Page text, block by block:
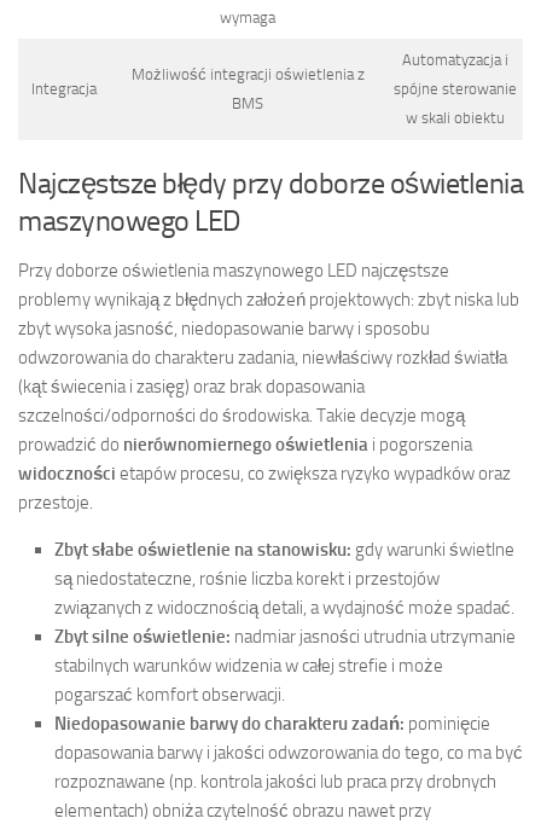
wymaga
Integracja
Możliwość integracji oświetlenia z
BMS
Automatyzacja i
spójne sterowanie
w skali obiektu
Najczęstsze błędy przy doborze oświetlenia
maszynowego LED
Przy doborze oświetlenia maszynowego LED najczęstsze
problemy wynikają z błędnych założeń projektowych: zbyt niska lub
zbyt wysoka jasność, niedopasowanie barwy i sposobu
odwzorowania do charakteru zadania, niewłaściwy rozkład światła
(kąt świecenia i zasięg) oraz brak dopasowania
szczelności/odporności do środowiska. Takie decyzje mogą
prowadzić do nierównomiernego oświetlenia i pogorszenia
widoczności etapów procesu, co zwiększa ryzyko wypadków oraz
przestoje.
Zbyt słabe oświetlenie na stanowisku: gdy warunki świetlne
są niedostateczne, rośnie liczba korekt i przestojów
związanych z widocznością detali, a wydajność może spadać.
Zbyt silne oświetlenie: nadmiar jasności utrudnia utrzymanie
stabilnych warunków widzenia w całej strefie i może
pogarszać komfort obserwacji.
Niedopasowanie barwy do charakteru zadań: pominięcie
dopasowania barwy i jakości odwzorowania do tego, co ma być
rozpoznawane (np. kontrola jakości lub praca przy drobnych
elementach) obniża czytelność obrazu nawet przy